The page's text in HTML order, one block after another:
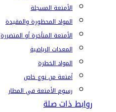
الأمتعة المسجلة
المواد المحظورة والمقيدة
الأمتعة المتأخرة أو المتضررة
المعدات الرياضية
المواد الخطرة
أمتعة من نوع خاص
رسوم الأمتعة في المطار
روابط ذات صلة